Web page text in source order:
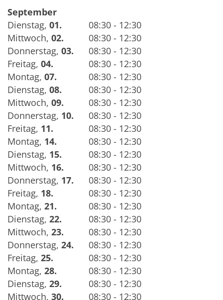
September
Dienstag, 01.
08:30 - 12:30
Mittwoch, 02.
08:30 - 12:30
Donnerstag, 03.
08:30 - 12:30
Freitag, 04.
08:30 - 12:30
Montag, 07.
08:30 - 12:30
Dienstag, 08.
08:30 - 12:30
Mittwoch, 09.
08:30 - 12:30
Donnerstag, 10.
08:30 - 12:30
Freitag, 11.
08:30 - 12:30
Montag, 14.
08:30 - 12:30
Dienstag, 15.
08:30 - 12:30
Mittwoch, 16.
08:30 - 12:30
Donnerstag, 17.
08:30 - 12:30
Freitag, 18.
08:30 - 12:30
Montag, 21.
08:30 - 12:30
Dienstag, 22.
08:30 - 12:30
Mittwoch, 23.
08:30 - 12:30
Donnerstag, 24.
08:30 - 12:30
Freitag, 25.
08:30 - 12:30
Montag, 28.
08:30 - 12:30
Dienstag, 29.
08:30 - 12:30
Mittwoch, 30. 08:30 - 12:30